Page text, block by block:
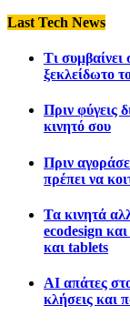
Last Tech News
Τι
ξεκλείδωτο
Πριν φύγεις
κινητό σου
Πριν
πρέπει να
Τα κινητά
ecodesign
και tablets
AI απάτες
κλήσεις και